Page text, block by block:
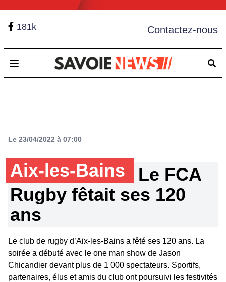
181k Contactez-nous
Open main menu
Le 23/04/2022 à 07:00
Aix-les-Bains
Le FCA
Rugby fêtait ses 120
ans
Le club de rugby d’Aix-les-Bains a fêté ses 120 ans. La
soirée a débuté avec le one man show de Jason
Chicandier devant plus de 1 000 spectateurs. Sportifs,
partenaires, élus et amis du club ont poursuivi les festivités